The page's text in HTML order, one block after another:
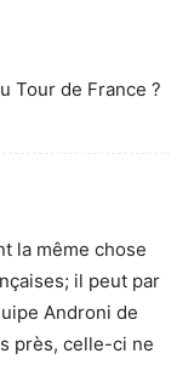
Tour de France ?
la même chose
il peut par
Androni de
près, celle-ci ne